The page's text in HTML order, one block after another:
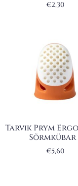
€2,30
Tarvik Prym
Sõrmkübar
€5,60